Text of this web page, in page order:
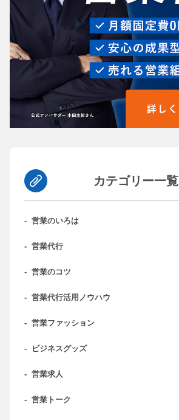
カテゴリー一覧
- 営業のいろは
- 営業代行
- 営業のコツ
- 営業代行活用ノウハウ
- 営業ファッション
- ビジネスグッズ
- 営業求人
- 営業トーク